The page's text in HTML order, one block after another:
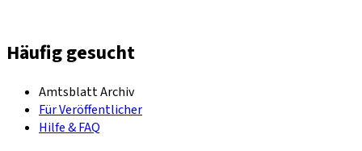
Häufig gesucht
Amtsblatt Archiv
Für Veröffentlicher
Hilfe & FAQ